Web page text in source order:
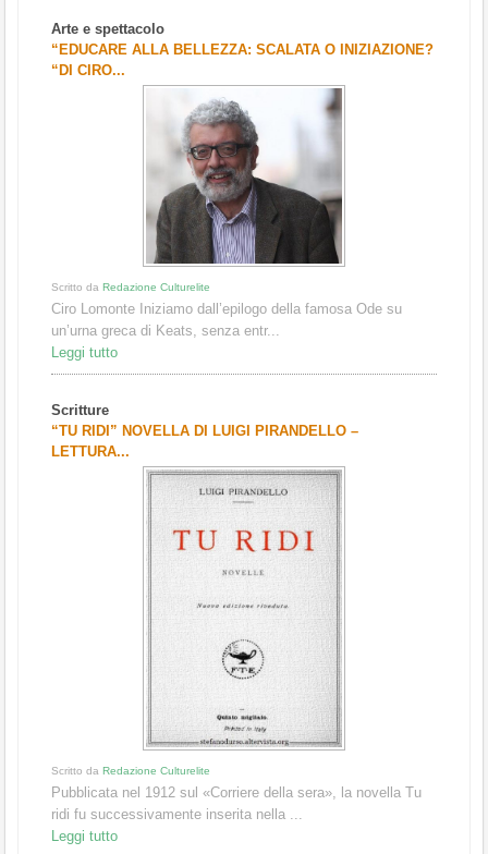
Arte e spettacolo
“EDUCARE ALLA BELLEZZA: SCALATA O INIZIAZIONE?
“DI CIRO...
Scritto da Redazione Culturelite
Ciro Lomonte Iniziamo dall’epilogo della famosa Ode su
un’urna greca di Keats, senza entr...
Leggi tutto
Scritture
“TU RIDI” NOVELLA DI LUIGI PIRANDELLO –
LETTURA...
Scritto da Redazione Culturelite
Pubblicata nel 1912 sul «Corriere della sera», la novella Tu
ridi fu successivamente inserita nella ...
Leggi tutto